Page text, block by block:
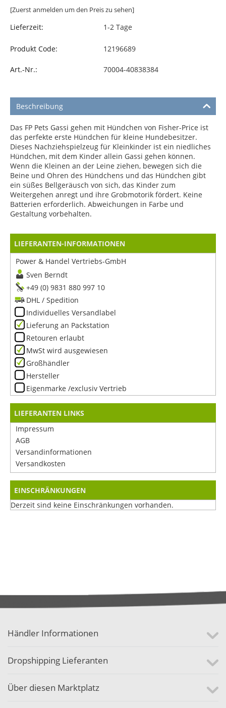
[Zuerst anmelden um den Preis zu sehen]
Lieferzeit: 1-2 Tage
Produkt Code: 12196689
Art.-Nr.: 70004-40838384
Beschreibung
Das FP Pets Gassi gehen mit Hündchen von Fisher-Price ist
das perfekte erste Hündchen für kleine Hundebesitzer.
Dieses Nachziehspielzeug für Kleinkinder ist ein niedliches
Hündchen, mit dem Kinder allein Gassi gehen können.
Wenn die Kleinen an der Leine ziehen, bewegen sich die
Beine und Ohren des Hündchens und das Hündchen gibt
ein süßes Bellgeräusch von sich, das Kinder zum
Weitergehen anregt und ihre Grobmotorik fördert. Keine
Batterien erforderlich. Abweichungen in Farbe und
Gestaltung vorbehalten.
LIEFERANTEN-INFORMATIONEN
Power & Handel Vertriebs-GmbH
Sven Berndt
+49 (0) 9831 880 997 10
DHL / Spedition
Individuelles Versandlabel
Lieferung an Packstation
Retouren erlaubt
MwSt wird ausgewiesen
Großhändler
Hersteller
Eigenmarke /exclusiv Vertrieb
LIEFERANTEN LINKS
Impressum
AGB
Versandinformationen
Versandkosten
EINSCHRÄNKUNGEN
Derzeit sind keine Einschränkungen vorhanden.
Händler Informationen
Dropshipping Lieferanten
Über diesen Marktplatz